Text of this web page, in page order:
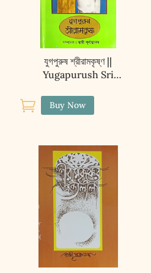
যুগপুরুষ শ্রীরামকৃষ্ণ ||
Yugapurush Sri
 Buy Now